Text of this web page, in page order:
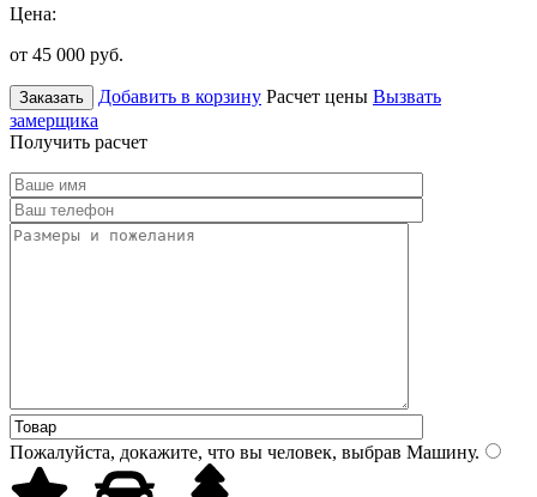
Цена:
от 45 000 руб.
Заказать Добавить в корзину Расчет цены Вызвать
замерщика
Получить расчет
Пожалуйста, докажите, что вы человек, выбрав Машину.